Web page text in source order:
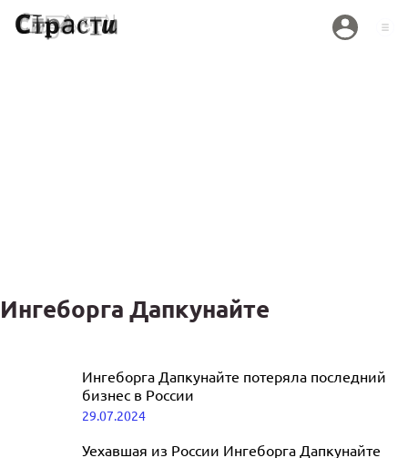
Ингеборга Дапкунайте
Дапкунайте заявила об уважении к
украинцам за их нежелание говорить на
русском
Ингеборга Дапкунайте потеряла последний
бизнес в России
29.07.2024
Уехавшая из России Ингеборга Дапкунайте